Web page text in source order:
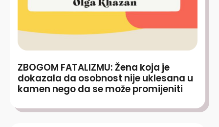
ZBOGOM FATALIZMU: Žena koja je
dokazala da osobnost nije uklesana u
kamen nego da se može promijeniti